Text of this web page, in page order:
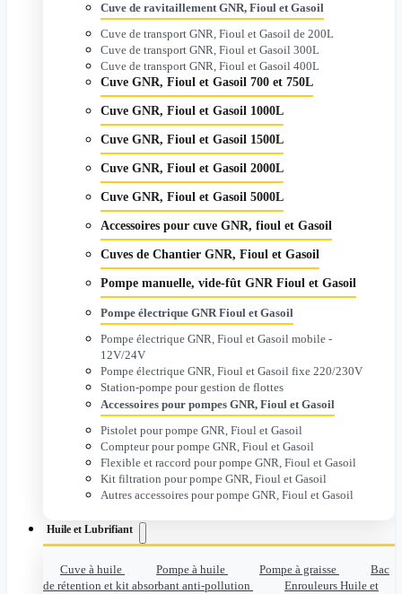
Cuve de ravitaillement GNR, Fioul et Gasoil
Cuve de transport GNR, Fioul et Gasoil de 200L
Cuve de transport GNR, Fioul et Gasoil 300L
Cuve de transport GNR, Fioul et Gasoil 400L
Cuve GNR, Fioul et Gasoil 700 et 750L
Cuve GNR, Fioul et Gasoil 1000L
Cuve GNR, Fioul et Gasoil 1500L
Cuve GNR, Fioul et Gasoil 2000L
Cuve GNR, Fioul et Gasoil 5000L
Accessoires pour cuve GNR, fioul et Gasoil
Cuves de Chantier GNR, Fioul et Gasoil
Pompe manuelle, vide-fût GNR Fioul et Gasoil
Pompe électrique GNR Fioul et Gasoil
Pompe électrique GNR, Fioul et Gasoil mobile -
12V/24V
Pompe électrique GNR, Fioul et Gasoil fixe 220/230V
Station-pompe pour gestion de flottes
Accessoires pour pompes GNR, Fioul et Gasoil
Pistolet pour pompe GNR, Fioul et Gasoil
Compteur pour pompe GNR, Fioul et Gasoil
Flexible et raccord pour pompe GNR, Fioul et Gasoil
Kit filtration pour pompe GNR, Fioul et Gasoil
Autres accessoires pour pompe GNR, Fioul et Gasoil
Huile et Lubrifiant
Cuve à huile Pompe à huile Pompe à graisse
Bac
de rétention et kit absorbant anti-pollution
Enrouleurs Huile et